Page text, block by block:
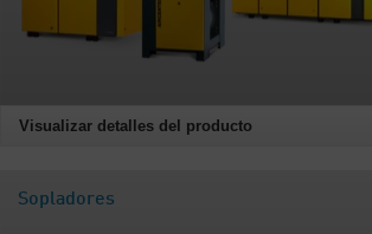
Visualizar detalles del producto
Sopladores